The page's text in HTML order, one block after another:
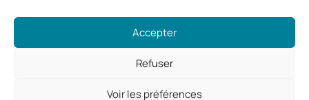
Accepter
Refuser
Voir les préférences